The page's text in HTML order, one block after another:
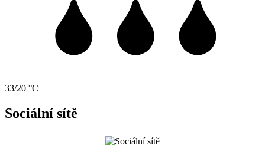
33/20 °C
Sociální sítě